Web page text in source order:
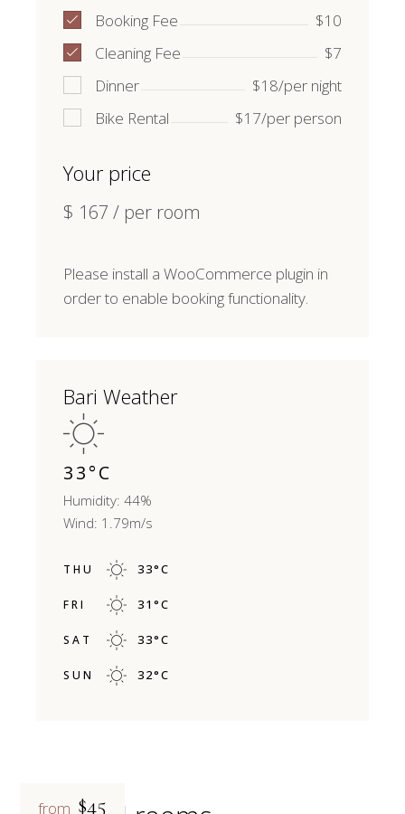
Booking Fee
$10
Cleaning Fee
$7
Dinner
$18/per night
Bike Rental
$17/per person
Your price
$ 167 / per room
Please install a WooCommerce plugin in
order to enable booking functionality.
Bari Weather
33°C
Humidity: 44%
Wind: 1.79m/s
THU 33°C
FRI 31°C
SAT 33°C
SUN 32°C
from $45